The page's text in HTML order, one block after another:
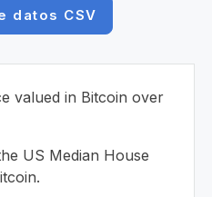
datos CSV
valued in Bitcoin over
US Median House